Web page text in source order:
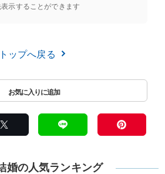
示することができます
トップへ戻る
婚の人気ランキング